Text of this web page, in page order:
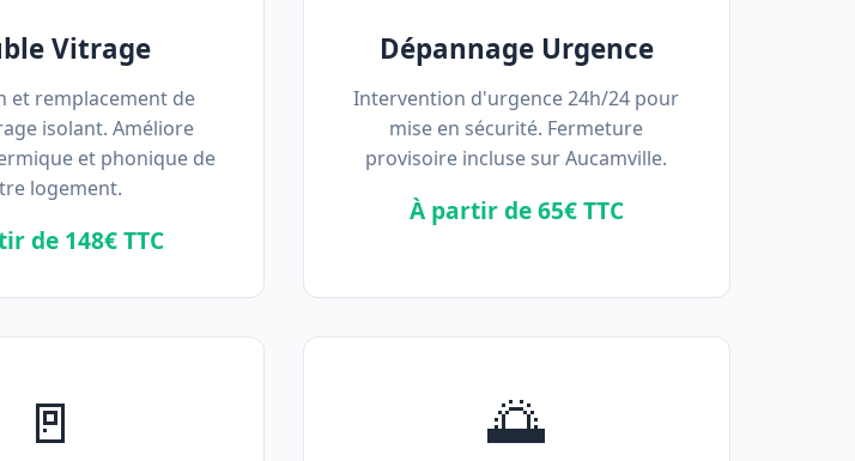
Vitrage
et remplacement de
isolant. Améliore
et phonique de
logement.
de 148€ TTC
Dépannage Urgence
Intervention d'urgence 24h/24 pour
mise en sécurité. Fermeture
provisoire incluse sur Aucamville.
À partir de 65€ TTC
🚪 🌅